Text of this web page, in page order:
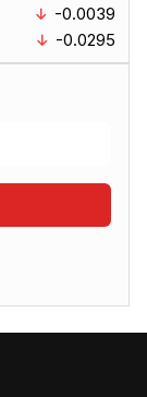
-0.0039
-0.0295